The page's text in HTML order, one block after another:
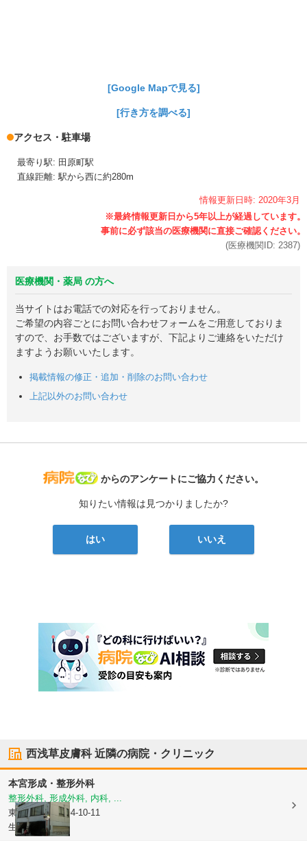
[Google Mapで見る]
[行き方を調べる]
アクセス・駐車場
最寄り駅: 田原町駅
直線距離: 駅から西に約280m
情報更新日時: 2020年3月
(医療機関ID: 2387)
医療機関・薬局 の方へ
当サイトはお電話での対応を行っておりません。
ご希望の内容ごとにお問い合わせフォームをご用意しておりま
すので、お手数ではございますが、下記よりご連絡をいただけ
ますようお願いいたします。
掲載情報の修正・追加・削除のお問い合わせ
上記以外のお問い合わせ
病院なび
からのアンケートにご協力ください。
知りたい情報は見つかりましたか?
はい いいえ
西浅草皮膚科近隣の病院・クリニック
本宮形成・整形外科
整形外科, 形成外科, 内科, ...
東京都台東区寿4-10-11
生井ビル2F